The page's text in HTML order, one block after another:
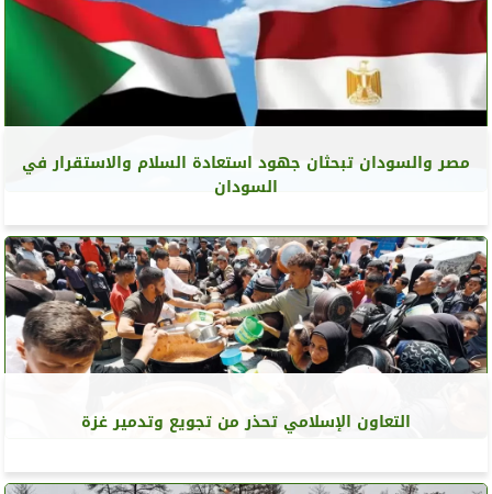
مصر والسودان تبحثان جهود استعادة السلام والاستقرار في
السودان
التعاون الإسلامي تحذر من تجويع وتدمير غزة